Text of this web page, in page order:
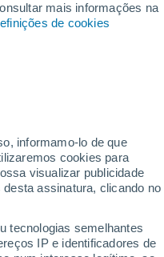
mais informações na
de cookies
informamo-lo de que
cookies para
visualizar publicidade
assinatura, clicando no
tecnologias semelhantes
IP e identificadores de
GEOP. 500 HPA |
PRES. | TEMP.
VENTO 10M |